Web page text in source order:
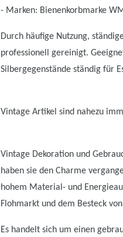
- Marken: Bienenkorbmarke
Durch häufige Nutzung,
professionell gereinigt.
Silbergegenstände ständig für
Vintage Artikel sind nahezu
Vintage Dekoration und
haben sie den Charme
hohem Material- und
Flohmarkt und dem Besteck
Es handelt sich um einen